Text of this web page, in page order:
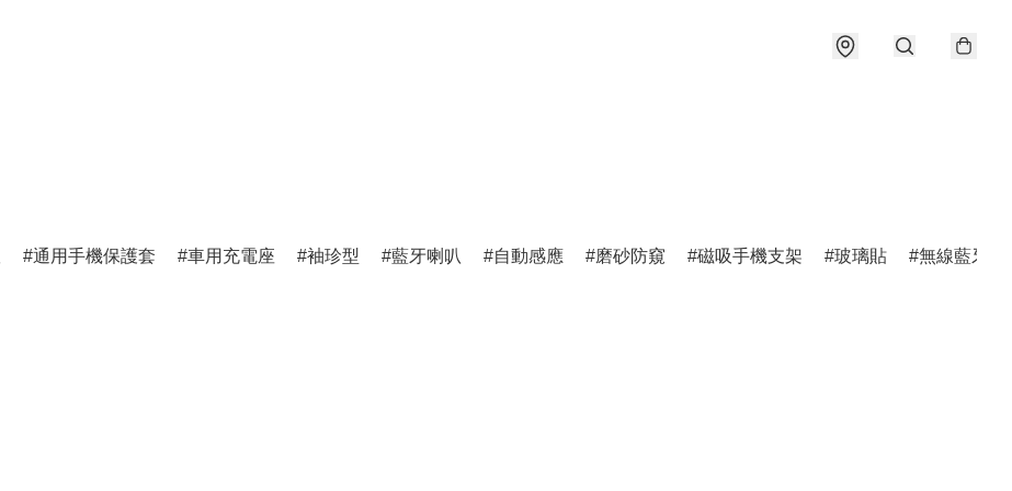
通用手機保護套 車用充電座 袖珍型 藍牙喇叭 自動感應 磨砂防窺 磁吸手機支架 玻璃貼 無線藍牙耳